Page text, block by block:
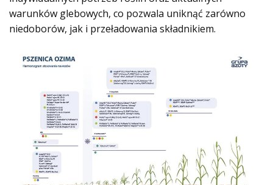
warunków glebowych, co pozwala uniknąć zarówno
niedoborów, jak i przeładowania składnikiem.